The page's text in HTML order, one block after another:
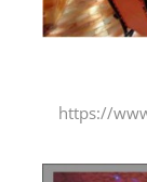
https://